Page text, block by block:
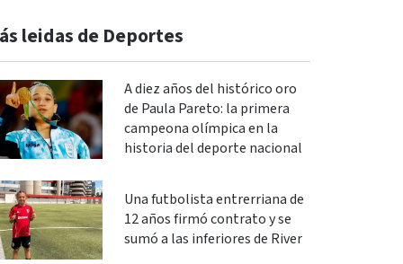
leidas de Deportes
A diez años del histórico oro
de Paula Pareto: la primera
campeona olímpica en la
historia del deporte nacional
Una futbolista entrerriana de
12 años firmó contrato y se
sumó a las inferiores de River